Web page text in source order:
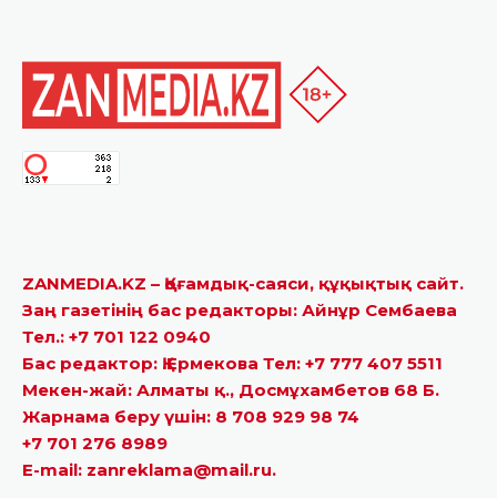
ZANMEDIA.KZ – Қоғамдық-саяси, құқықтық сайт.
Заң газетінің бас редакторы: Айнұр Сембаева
Тел.: +7 701 122 0940
Бас редактор: Қ.Ермекова Тел: +7 777 407 5511
Мекен-жай: Алматы қ., Досмұхамбетов 68 Б.
Жарнама беру үшін: 8 708 929 98 74
+7 701 276 8989
E-mail: zanreklama@mail.ru.